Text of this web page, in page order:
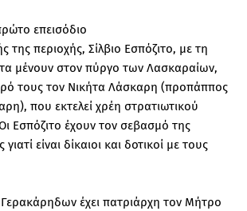
επεισόδιο
της περιοχής, Σίλβιο Εσπόζιτο, με τη
μένουν στον πύργο των Λασκαραίων,
τους τον Νικήτα Λάσκαρη (προπάππος
που εκτελεί χρέη στρατιωτικού
Εσπόζιτο έχουν τον σεβασμό της
είναι δίκαιοι και δοτικοί με τους
Γερακάρηδων έχει πατριάρχη τον Μήτρο